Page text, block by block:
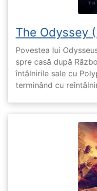
The Odyssey
Povestea lui
spre casă după
întâlnirile sale cu
terminând cu